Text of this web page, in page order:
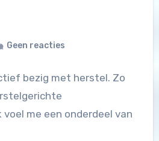
Geen reacties
bezig met herstel. Zo
me een onderdeel van